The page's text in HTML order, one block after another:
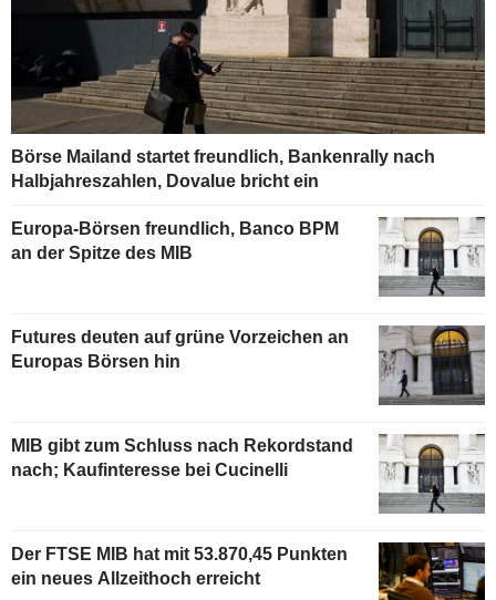
Börse Mailand startet freundlich, Bankenrally nach
Halbjahreszahlen, Dovalue bricht ein
Europa-Börsen freundlich, Banco BPM
an der Spitze des MIB
Futures deuten auf grüne Vorzeichen an
Europas Börsen hin
MIB gibt zum Schluss nach Rekordstand
nach; Kaufinteresse bei Cucinelli
Der FTSE MIB hat mit 53.870,45 Punkten
ein neues Allzeithoch erreicht